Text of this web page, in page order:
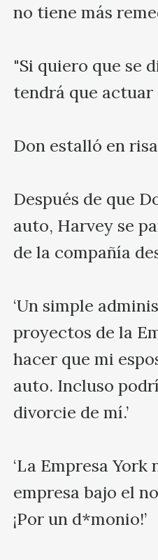
no tiene más
"Si quiero que se
tendrá que actuar
Don estalló en
Después de que
auto, Harvey se
de la compañía
‘Un simple
proyectos de la
hacer que mi
auto. Incluso
divorcie de mí.’
‘La Empresa York
empresa bajo el
¡Por un d*monio!’